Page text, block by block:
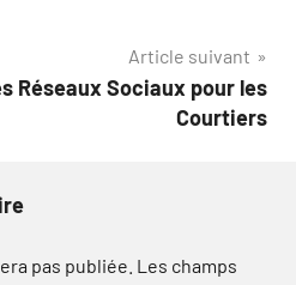
Article suivant
Réseaux Sociaux pour les
Courtiers
pas publiée. Les champs